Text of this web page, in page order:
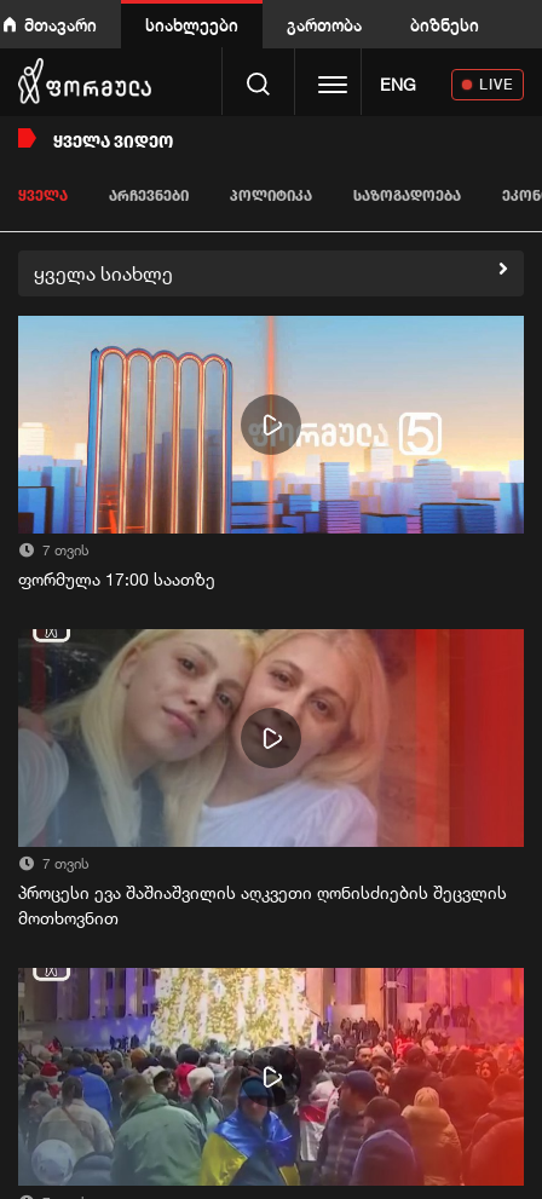
მთავარი სიახლეები გართობა ბიზნესი
Toggle navigation
ENG LIVE
ᲧᲕᲔᲚᲐ ᲕᲘᲓᲔᲝ
ᲧᲕᲔᲚᲐ ᲐᲠᲩᲔᲕᲜᲔᲑᲘ ᲞᲝᲚᲘᲢᲘᲙᲐ ᲡᲐᲖᲝᲒᲐᲓᲝᲔᲑᲐ
ყველა სიახლე
7 თვის
ფორმულა 17:00 საათზე
7 თვის
პროცესი ევა შაშიაშვილის აღკვეთი ღონისძიების შეცვლის
მოთხოვნით